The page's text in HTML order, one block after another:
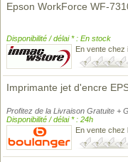
Epson WorkForce WF-
Disponibilité / délai * : En stock
En vente chez
Imprimante jet d'encre
Profitez de la Livraison Gratuite +
Disponibilité / délai * : 24h
En vente chez